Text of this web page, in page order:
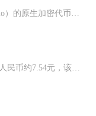
ADA币是第三代公链卡尔达诺（Cardano）的原生加密代币，圈内也常称其为艾达币，依托学
莱特币历史最低价格为1.11美元，对应人民币约7.54元，该价格出现于2015年1月14日